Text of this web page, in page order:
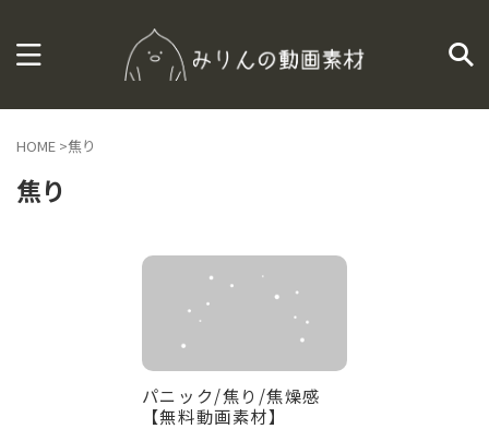
HOME >焦り
焦り
パニック/焦り/焦燥感
【無料動画素材】